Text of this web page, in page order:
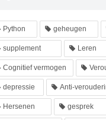
Python geheugen
supplement Leren
Cognitief vermogen
depressie Anti-
Hersenen gesprek